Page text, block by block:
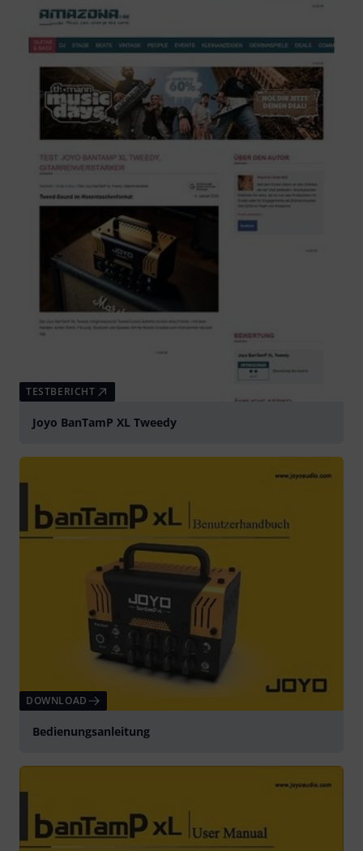
TESTBERICHT
Joyo BanTamP XL Tweedy
DOWNLOAD
Bedienungsanleitung